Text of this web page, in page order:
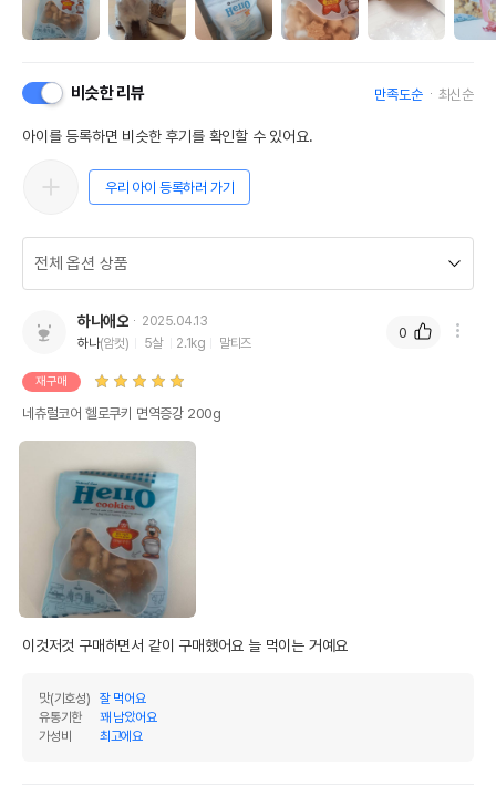
비슷한 리뷰 만족도순 최신순
아이를 등록하면 비슷한 후기를 확인할 수 있어요.
우리 아이 등록하러 가기
하나애오
2025.04.13
하나(암컷) 5살 2.1kg 말티즈
재구매
네츄럴코어 헬로쿠키 면역증강 200g
이것저것 구매하면서 같이 구매했어요 늘 먹이는 거예요
맛(기호성)
잘 먹어요
유통기한
꽤 남았어요
가성비
최고에요
0